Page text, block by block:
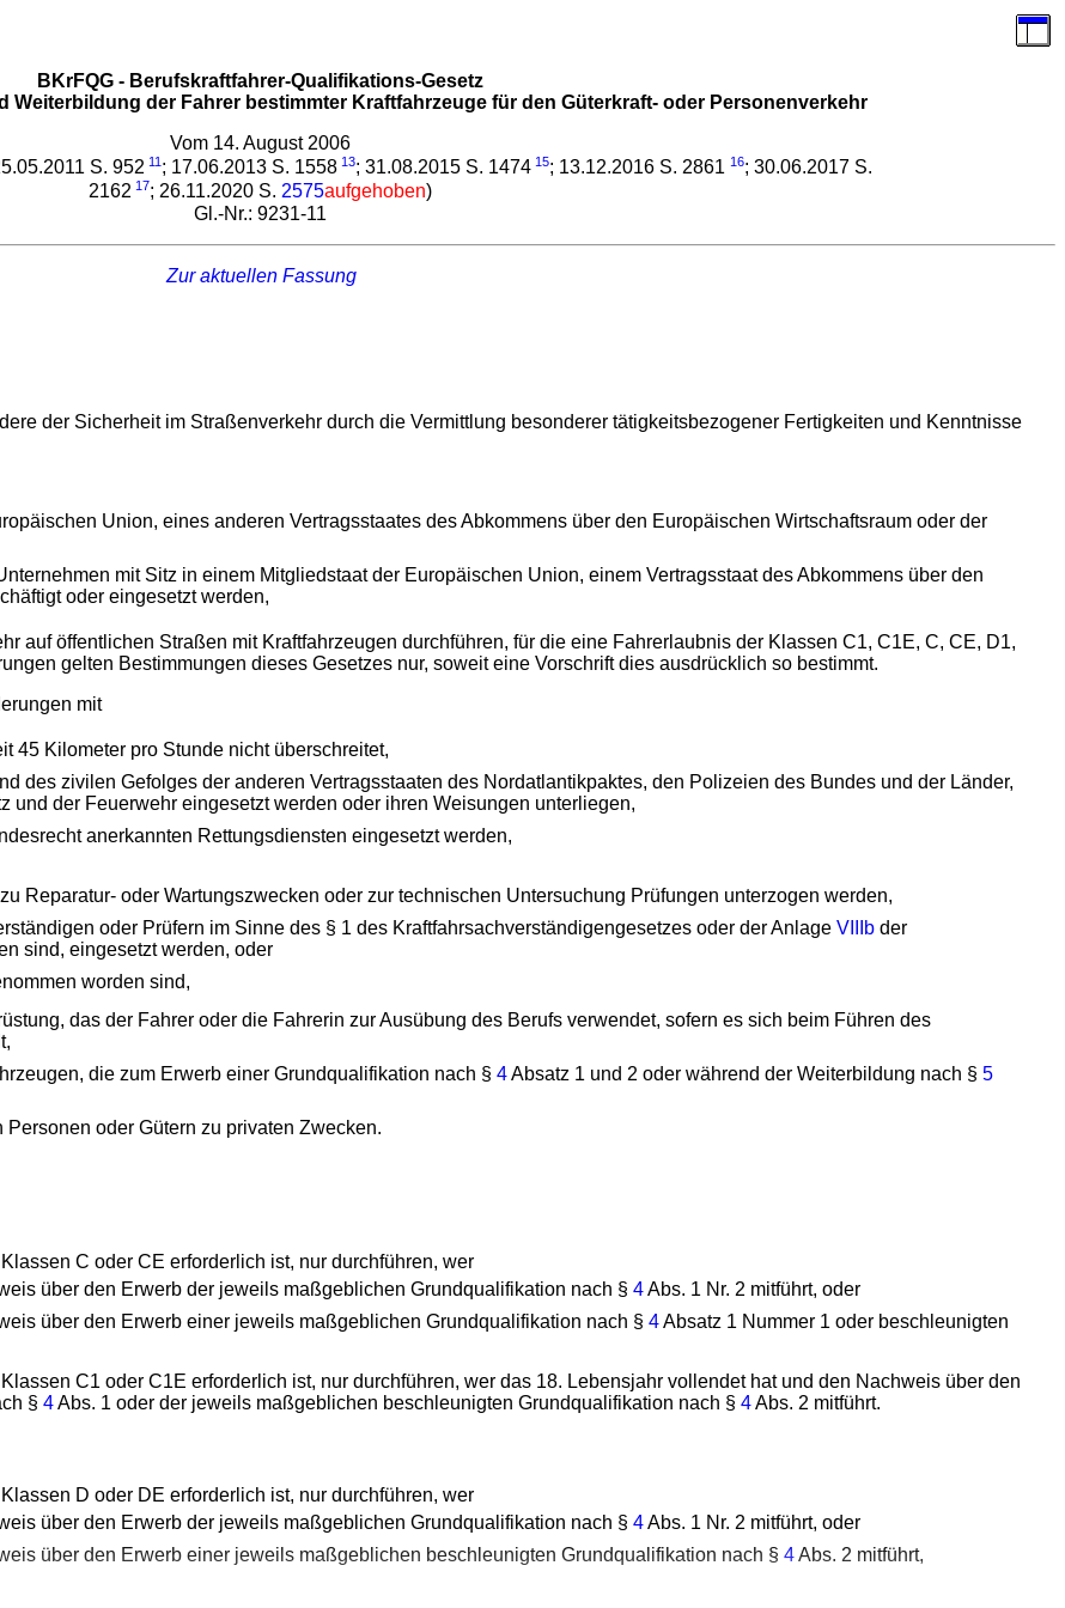
BKrFQG - Berufskraftfahrer-Qualifikations-Gesetz
Weiterbildung der Fahrer bestimmter Kraftfahrzeuge für den Güterkraft- oder Personenverkehr
Vom 14. August 2006
S. 952 11 ; 17.06.2013 S. 1558 13; 31.08.2015 S. 1474 15; 13.12.2016 S. 286116; 30.06.2017 S.
2162 17; 26.11.2020 S.2575aufgehoben)
Gl.-Nr.: 9231-11
Zur aktuellen Fassung
der Sicherheit im Straßenverkehr durch die Vermittlung besonderer tätigkeitsbezogener Fertigkeiten und Kenntnisse
Union, eines anderen Vertragsstaates des Abkommens über den Europäischen Wirtschaftsraum oder der
mit Sitz in einem Mitgliedstaat der Europäischen Union, einem Vertragsstaat des Abkommens über den
oder eingesetzt werden,
auf öffentlichen Straßen mit Kraftfahrzeugen durchführen, für die eine Fahrerlaubnis der Klassen C1, C1E, C, CE, D1,
gelten Bestimmungen dieses Gesetzes nur, soweit eine Vorschrift dies ausdrücklich so bestimmt.
mit
45 Kilometer pro Stunde nicht überschreitet,
des zivilen Gefolges der anderen Vertragsstaaten des Nordatlantikpaktes, den Polizeien des Bundes und der Länder,
der Feuerwehr eingesetzt werden oder ihren Weisungen unterliegen,
anerkannten Rettungsdiensten eingesetzt werden,
Reparatur- oder Wartungszwecken oder zur technischen Untersuchung Prüfungen unterzogen werden,
oder Prüfern im Sinne des § 1 des Kraftfahrsachverständigengesetzes oder der Anlage VIIIb der
sind, eingesetzt werden, oder
worden sind,
das der Fahrer oder die Fahrerin zur Ausübung des Berufs verwendet, sofern es sich beim Führen des
die zum Erwerb einer Grundqualifikation nach § 4Absatz 1 und 2 oder während der Weiterbildung nach § 5
oder Gütern zu privaten Zwecken.
C oder CE erforderlich ist, nur durchführen, wer
über den Erwerb der jeweils maßgeblichen Grundqualifikation nach § 4Abs. 1 Nr. 2 mitführt, oder
über den Erwerb einer jeweils maßgeblichen Grundqualifikation nach § 4Absatz 1 Nummer 1 oder beschleunigten
C1 oder C1E erforderlich ist, nur durchführen, wer das 18. Lebensjahr vollendet hat und den Nachweis über den
§ 4Abs. 1 oder der jeweils maßgeblichen beschleunigten Grundqualifikation nach § 4Abs. 2 mitführt.
D oder DE erforderlich ist, nur durchführen, wer
über den Erwerb der jeweils maßgeblichen Grundqualifikation nach § 4Abs. 1 Nr. 2 mitführt, oder
über den Erwerb einer jeweils maßgeblichen beschleunigten Grundqualifikation nach § 4Abs. 2 mitführt,